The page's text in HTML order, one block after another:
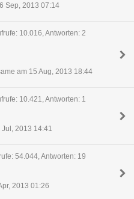
Sep, 2013 07:14
10.016, Antworten: 2
am 15 Aug, 2013 18:44
10.421, Antworten: 1
2013 14:41
54.044, Antworten: 19
2013 01:26